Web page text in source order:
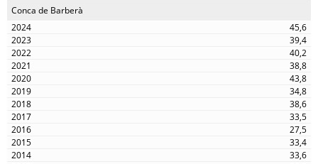
Conca de Barberà
45,6
39,4
40,2
38,8
43,8
34,8
38,6
33,5
27,5
33,4
33,6